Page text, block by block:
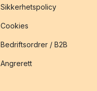
Sikkerhetspolicy
Cookies
Bedriftsordrer / B2B
Angrerett